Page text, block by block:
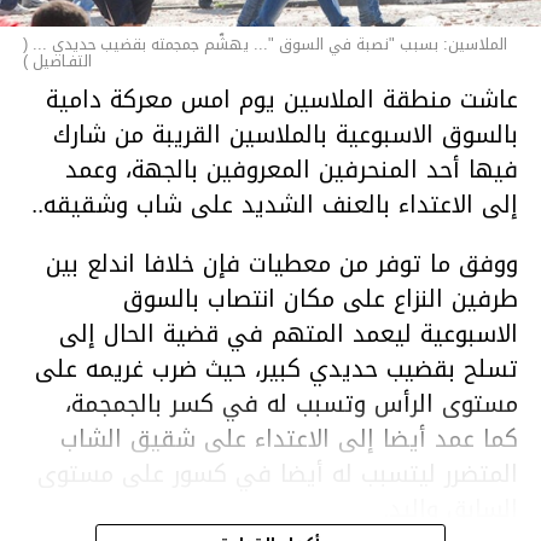
الملاسين: بسبب "نصبة في السوق "... يهشّم جمجمته بقضيب حديدي ... (
التفـاصيل )
عاشت منطقة الملاسين يوم امس معركة دامية
بالسوق الاسبوعية بالملاسين القريبة من شارك
فيها أحد المنحرفين المعروفين بالجهة، وعمد
إلى الاعتداء بالعنف الشديد على شاب وشقيقه..
ووفق ما توفر من معطيات فإن خلافا اندلع بين
طرفين النزاع على مكان انتصاب بالسوق
الاسبوعية ليعمد المتهم في قضية الحال إلى
تسلح بقضيب حديدي كبير، حيث ضرب غريمه على
مستوى الرأس وتسبب له في كسر بالجمجمة،
كما عمد أيضا إلى الاعتداء على شقيق الشاب
المتضرر ليتسبب له أيضا في كسور على مستوى